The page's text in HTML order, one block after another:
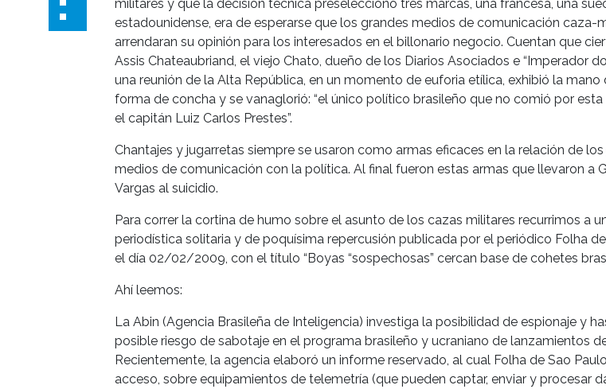
militares y que la decisión técnica preseleccionó tres marcas, una francesa, una
estadounidense, era de esperarse que los grandes medios de comunicación caza-
arrendaran su opinión para los interesados en el billonario negocio. Cuentan que
Assis Chateaubriand, el viejo Chato, dueño de los Diarios Asociados e “Imperador do
una reunión de la Alta República, en un momento de euforia etílica, exhibió la mano
forma de concha y se vanaglorió: “el único político brasileño que no comió por
el capitán Luiz Carlos Prestes”.
Chantajes y jugarretas siempre se usaron como armas eficaces en la relación de
medios de comunicación con la política. Al final fueron estas armas que llevaron a
Vargas al suicidio.
Para correr la cortina de humo sobre el asunto de los cazas militares recurrimos a
periodística solitaria y de poquísima repercusión publicada por el periódico Folha
el día 02/02/2009, con el título “Boyas “sospechosas” cercan base de cohetes
Ahí leemos:
La Abin (Agencia Brasileña de Inteligencia) investiga la posibilidad de espionaje y
posible riesgo de sabotaje en el programa brasileño y ucraniano de lanzamientos
Recientemente, la agencia elaboró un informe reservado, al cual Folha de Sao
acceso, sobre equipamientos de telemetría (que pueden captar, enviar y procesar